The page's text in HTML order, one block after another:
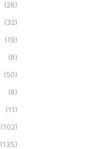
(26)
(32)
(19)
(8)
(50)
(6)
(11)
(102)
(135)